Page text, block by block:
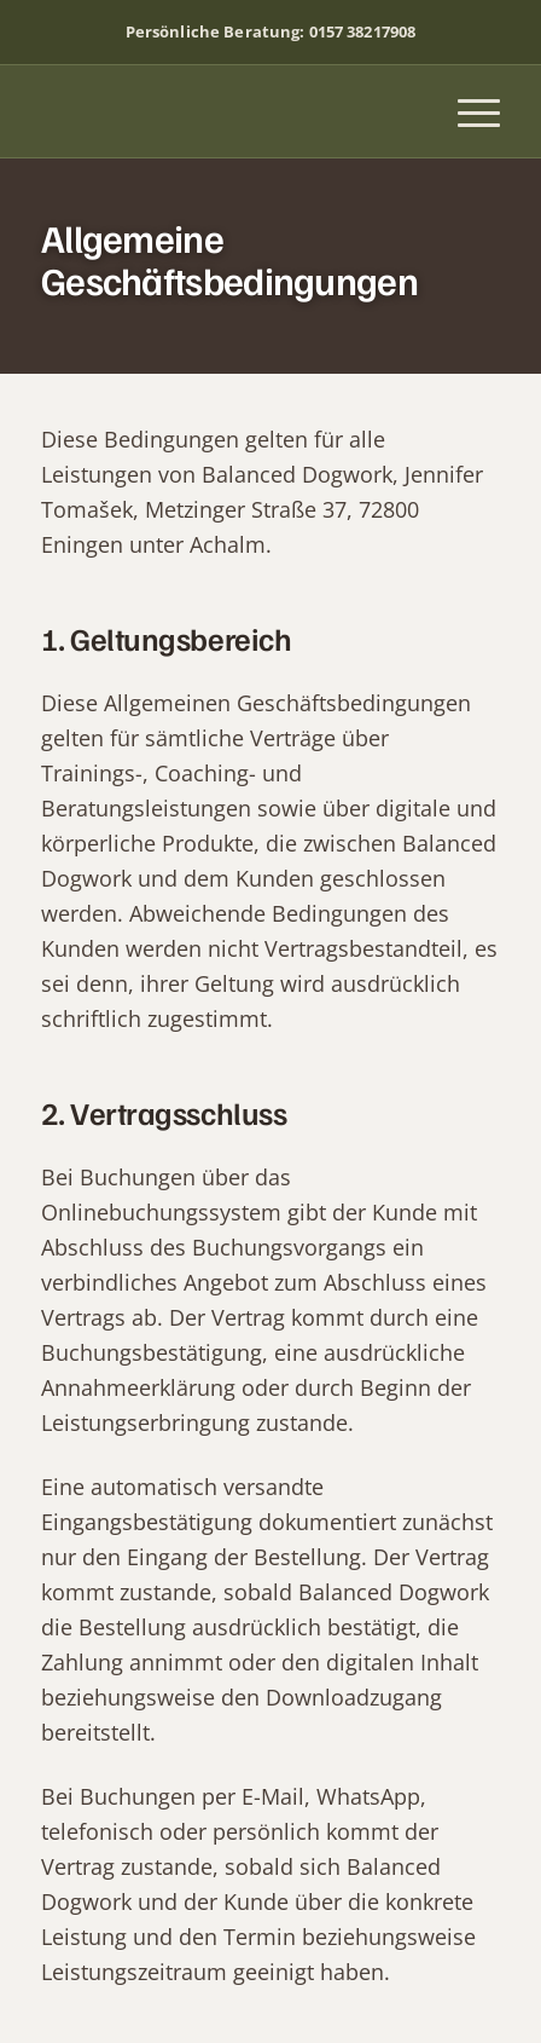
Persönliche Beratung: 0157 38217908
Allgemeine
Geschäftsbedingungen
Diese Bedingungen gelten für alle
Leistungen von Balanced Dogwork, Jennifer
Tomašek, Metzinger Straße 37, 72800
Eningen unter Achalm.
1. Geltungsbereich
Diese Allgemeinen Geschäftsbedingungen
gelten für sämtliche Verträge über
Trainings-, Coaching- und
Beratungsleistungen sowie über digitale und
körperliche Produkte, die zwischen Balanced
Dogwork und dem Kunden geschlossen
werden. Abweichende Bedingungen des
Kunden werden nicht Vertragsbestandteil, es
sei denn, ihrer Geltung wird ausdrücklich
schriftlich zugestimmt.
2. Vertragsschluss
Bei Buchungen über das
Onlinebuchungssystem gibt der Kunde mit
Abschluss des Buchungsvorgangs ein
verbindliches Angebot zum Abschluss eines
Vertrags ab. Der Vertrag kommt durch eine
Buchungsbestätigung, eine ausdrückliche
Annahmeerklärung oder durch Beginn der
Leistungserbringung zustande.
Eine automatisch versandte
Eingangsbestätigung dokumentiert zunächst
nur den Eingang der Bestellung. Der Vertrag
kommt zustande, sobald Balanced Dogwork
die Bestellung ausdrücklich bestätigt, die
Zahlung annimmt oder den digitalen Inhalt
beziehungsweise den Downloadzugang
bereitstellt.
Bei Buchungen per E-Mail, WhatsApp,
telefonisch oder persönlich kommt der
Vertrag zustande, sobald sich Balanced
Dogwork und der Kunde über die konkrete
Leistung und den Termin beziehungsweise
Leistungszeitraum geeinigt haben.